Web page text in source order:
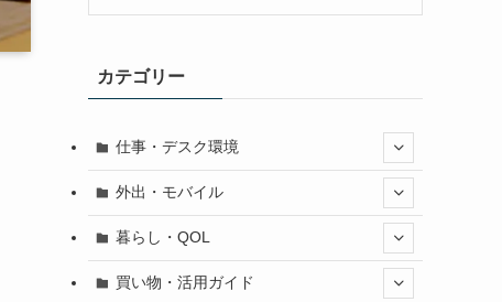
カテゴリー
仕事・デスク環境
外出・モバイル
暮らし・QOL
買い物・活用ガイド